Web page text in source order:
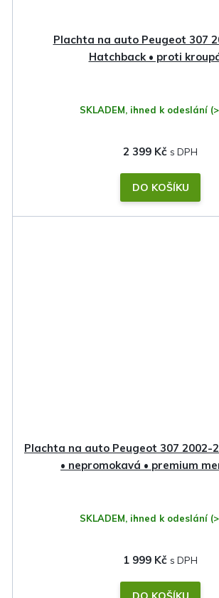
Plachta na auto Peugeot 307
Hatchback • proti
SKLADEM, ihned k odeslání
2 399 Kč
DO KOŠÍKU
Plachta na auto Peugeot 307 2002-
• nepromokavá • premium
SKLADEM, ihned k odeslání
1 999 Kč